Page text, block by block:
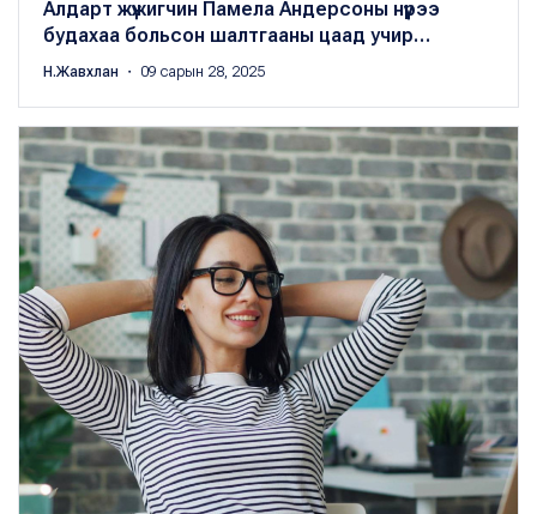
Алдарт жүжигчин Памела Андерсоны нүүрээ
будахаа больсон шалтгааны цаад учир…
Н.Жавхлан ・ 09 сарын 28, 2025